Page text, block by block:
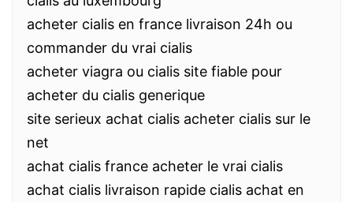
acheter cialis en france livraison 24h ou
commander du vrai cialis
acheter viagra ou cialis site fiable pour
acheter du cialis generique
site serieux achat cialis acheter cialis sur le
net
achat cialis france acheter le vrai cialis
achat cialis livraison rapide cialis achat en